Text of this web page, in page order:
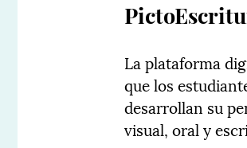
La plataforma
que los
desarrollan su
visual, oral y